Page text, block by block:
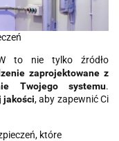
to nie tylko źródło
zaprojektowane z
Twojego systemu.
jakości, aby zapewnić Ci
które